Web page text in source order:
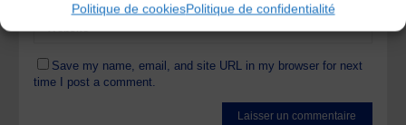
Politique de cookiesPolitique de confidentialité
Save my name, email, and site URL in my browser for next
time I post a comment.